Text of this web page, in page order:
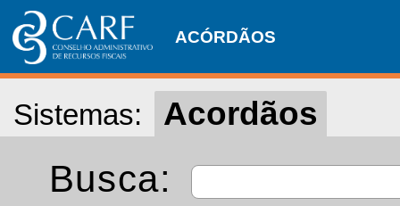
ACÓRDÃOS
Sistemas: Acordãos
Busca: